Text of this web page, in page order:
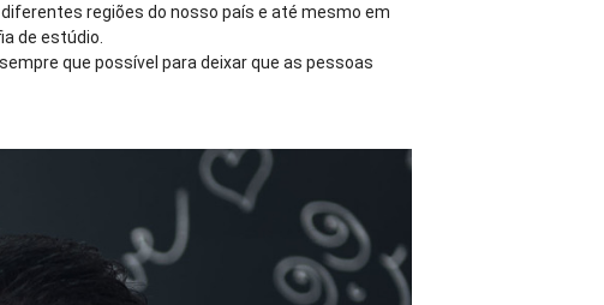
regiões do nosso país e até mesmo em
de estúdio.
que possível para deixar que as pessoas